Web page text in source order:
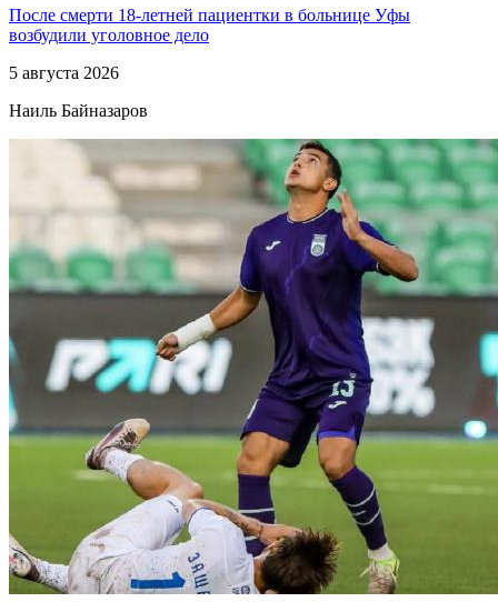
После смерти 18-летней пациентки в больнице Уфы
возбудили уголовное дело
5 августа 2026
Наиль Байназаров